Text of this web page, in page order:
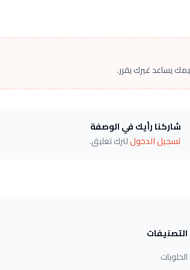
يساعد غيرك يقرر.
شاركنا رأيك في الوصفة
تسجيل الدخوللترك تعليق.
التصنيفات
الحلويات